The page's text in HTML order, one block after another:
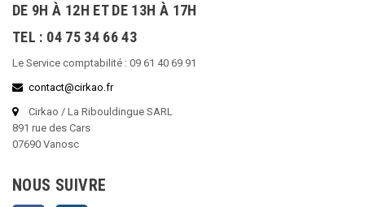
DE 9H À 12H ET DE 13H À 17H
TEL : 04 75 34 66 43
Le Service comptabilité : 09 61 40 69 91
contact@cirkao.fr
Cirkao / La Ribouldingue SARL
891 rue des Cars
07690 Vanosc
NOUS SUIVRE